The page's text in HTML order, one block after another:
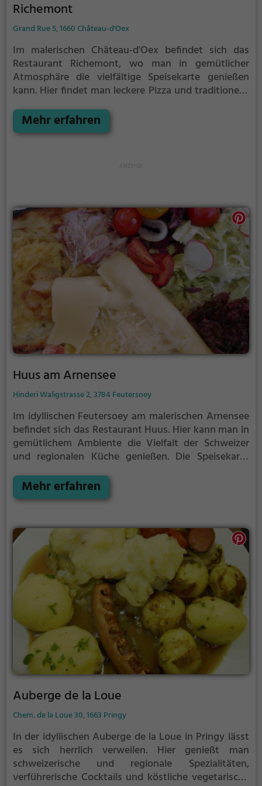
Richemont
Grand Rue 5, 1660 Château-d'Oex
Im malerischen Château-d'Oex befindet sich das
Restaurant Richemont, wo man in gemütlicher
Atmosphäre die vielfältige Speisekarte genießen
kann. Hier findet man leckere Pizza und traditionelle
an Bier, Wein und Cocktails perfekt harmonieren.
Aber auch Vegetarier kommen hier auf ihre Kosten,
Mehr erfahren
Huus am Arnensee
Hinderi Waligstrasse 2, 3784 Feutersoey
Im idyllischen Feutersoey am malerischen Arnensee
befindet sich das Restaurant Huus. Hier kann man in
gemütlichem Ambiente die Vielfalt der Schweizer
und regionalen Küche genießen. Die Speisekarte
Biogerichten und vegetarischen Speisen. Neben dem
reichhaltigen Speisenangebot bietet das Huus auch
einen gelungenen Start in den Tag wird zudem ein
leckeres Frühstück angeboten. Tauche ein in die
entspannte Atmosphäre und lasse dich von den
kulinarischen Genüssen verzaubern. Das Restaurant
Huus am Arnensee bietet für jeden Geschmack das
passende Gericht und lädt zum gemütlichen
Verweilen ein. Wer die Schweizer Küche und
Naturverbundenheit schätzt, ist hier genau richtig.
Mehr erfahren
Auberge de la Loue
Chem. de la Loue 30, 1663 Pringy
In der idyllischen Auberge de la Loue in Pringy lässt
es sich herrlich verweilen. Hier genießt man
schweizerische und regionale Spezialitäten,
verführerische Cocktails und köstliche vegetarische